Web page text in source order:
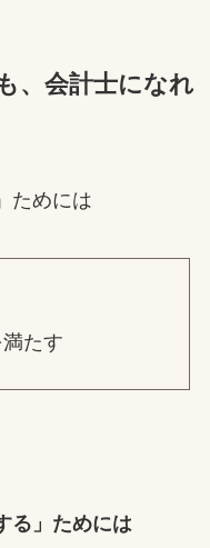
、会計士になれ
ためには
たす
る」ためには